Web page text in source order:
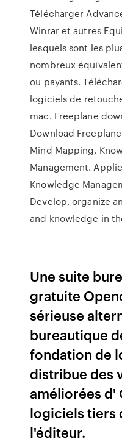
Télécharger
Winrar et autres
lesquels sont les
nombreux
ou payants.
logiciels de
mac. Freeplane
Download
Mind Mapping,
Management.
Knowledge
Develop, organize
and knowledge in
Une suite
gratuite
sérieuse
bureautique
fondation de
distribue des
améliorées d'
logiciels tiers
l'éditeur.